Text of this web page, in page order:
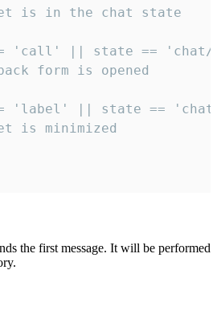
is in the chat state
'call' || state ==
form is opened
'label' || state ==
is minimized
the first message. It will be performed